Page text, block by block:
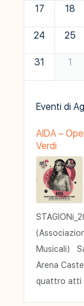
17 18
24 25
31 1
Eventi di
AIDA –
Verdi
Musicali)
Arena
quattro atti